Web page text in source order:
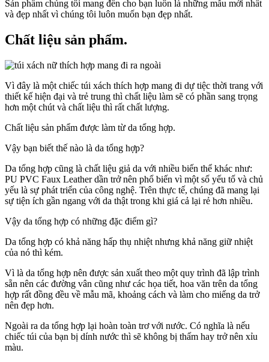
Sản phẩm chúng tôi mang đến cho bạn luôn là những mẫu mới nhất
và đẹp nhất vì chúng tôi luôn muốn bạn đẹp nhất.
Chất liệu sản phẩm.
Vì đây là một chiếc túi xách thích hợp mang đi dự tiệc thời trang với
thiết kế hiện đại và trẻ trung thì chất liệu làm sẽ có phần sang trọng
hơn một chút và chất liệu thì rất chất lượng.
Chất liệu sản phẩm được làm từ da tổng hợp.
Vậy bạn biết thế nào là da tổng hợp?
Da tổng hợp cũng là chất liệu giả da với nhiều biến thể khác như:
PU PVC Faux Leather dần trở nên phổ biến vì một số yếu tố và chủ
yếu là sự phát triển của công nghệ. Trên thực tế, chúng đã mang lại
sự tiện ích gần ngang với da thật trong khi giá cả lại rẻ hơn nhiều.
Vậy da tổng hợp có những đặc điểm gì?
Da tổng hợp có khả năng hấp thụ nhiệt nhưng khả năng giữ nhiệt
của nó thì kém.
Vì là da tổng hợp nên được sản xuất theo một quy trình đã lập trình
sẵn nên các đường vân cũng như các họa tiết, hoa văn trên da tổng
hợp rất đồng đều về mẫu mã, khoảng cách và làm cho miếng da trở
nên đẹp hơn.
Ngoài ra da tổng hợp lại hoàn toàn trơ với nước. Có nghĩa là nếu
chiếc túi của bạn bị dính nước thì sẽ không bị thấm hay trở nên xỉu
màu.